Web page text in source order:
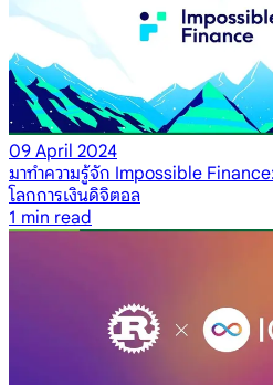
09 April 2024
มาทำความรู้จัก Impossible
โลกการเงินดิจิตอล
1 min read